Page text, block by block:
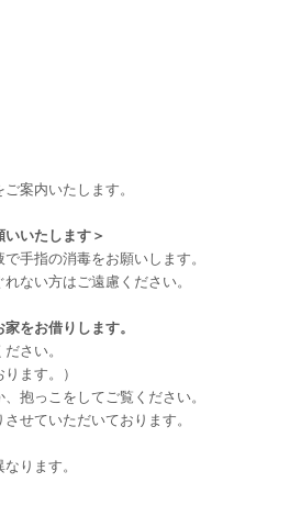
案内いたします。
いたします＞
手指の消毒をお願いします。
ない方はご遠慮ください。
をお借りします。
さい。
ます。）
抱っこをしてご覧ください。
せていただいております。
ります。